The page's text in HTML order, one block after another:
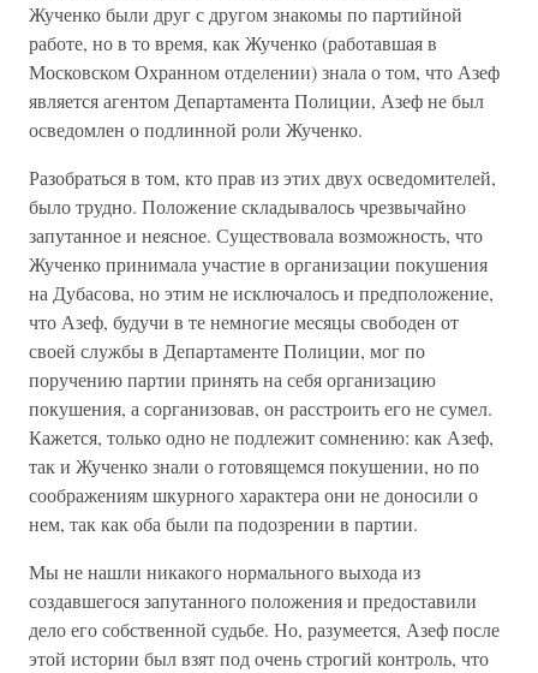
Жученко были друг с другом знакомы по партийной
работе, но в то время, как Жученко (работавшая в
Московском Охранном отделении) знала о том, что Азеф
является агентом Департамента Полиции, Азеф не был
осведомлен о подлинной роли Жученко.
Разобраться в том, кто прав из этих двух осведомителей,
было трудно. Положение складывалось чрезвычайно
запутанное и неясное. Существовала возможность, что
Жученко принимала участие в организации покушения
на Дубасова, но этим не исключалось и предположение,
что Азеф, будучи в те немногие месяцы свободен от
своей службы в Департаменте Полиции, мог по
поручению партии принять на себя организацию
покушения, а сорганизовав, он расстроить его не сумел.
Кажется, только одно не подлежит сомнению: как Азеф,
так и Жученко знали о готовящемся покушении, но по
соображениям шкурного характера они не доносили о
нем, так как оба были па подозрении в партии.
Мы не нашли никакого нормального выхода из
создавшегося запутанного положения и предоставили
дело его собственной судьбе. Но, разумеется, Азеф после
этой истории был взят под очень строгий контроль, что